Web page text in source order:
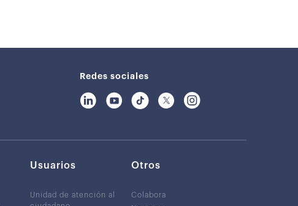
Redes sociales
Usuarios
Unidad de atención al
Otros
Colabora